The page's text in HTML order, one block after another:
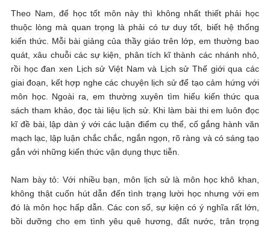
Theo Nam, để học tốt môn này thì không nhất thiết phải học
thuộc lòng mà quan trọng là phải có tư duy tốt, biết hệ thống
kiến thức. Mỗi bài giảng của thầy giáo trên lớp, em thường bao
quát, xâu chuỗi các sự kiện, phân tích kĩ thành các nhánh nhỏ,
rồi học đan xen Lịch sử Việt Nam và Lịch sử Thế giới qua các
giai đoạn, kết hợp nghe các chuyện lịch sử để tạo cảm hứng với
môn học. Ngoài ra, em thường xuyên tìm hiểu kiến thức qua
sách tham khảo, đọc tài liệu lịch sử. Khi làm bài thi em luôn đọc
kĩ đề bài, lập dàn ý với các luận điểm cụ thể, cố gắng hành văn
mạch lạc, lập luận chắc chắc, ngắn ngọn, rõ ràng và có sáng tạo
gắn với những kiến thức vận dụng thực tiễn.
Nam bày tỏ: Với nhiều bạn, môn lịch sử là môn học khô khan,
không thật cuốn hút dẫn đến tình trạng lười học nhưng với em
đó là môn học hấp dẫn. Các con số, sự kiện có ý nghĩa rất lớn,
bồi dưỡng cho em tình yêu quê hương, đất nước, trân trọng